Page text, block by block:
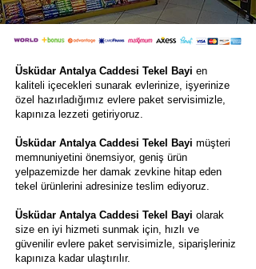
Üsküdar Antalya Caddesi Tekel Bayi en
kaliteli içecekleri sunarak evlerinize, işyerinize
özel hazırladığımız evlere paket servisimizle,
kapınıza lezzeti getiriyoruz.
Üsküdar Antalya Caddesi Tekel Bayi müşteri
memnuniyetini önemsiyor, geniş ürün
yelpazemizde her damak zevkine hitap eden
tekel ürünlerini adresinize teslim ediyoruz.
Üsküdar Antalya Caddesi Tekel Bayi olarak
size en iyi hizmeti sunmak için, hızlı ve
güvenilir evlere paket servisimizle, siparişleriniz
kapınıza kadar ulaştırılır.